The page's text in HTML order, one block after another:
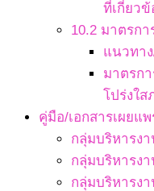
ที่เกี่ยว
10.2 มาตรก
แนวทา
มาตรก
โปร่งใ
คู่มือ/เอกสารเผยแพ
กลุ่มบริหารง
กลุ่มบริหารง
กลุ่มบริหารง